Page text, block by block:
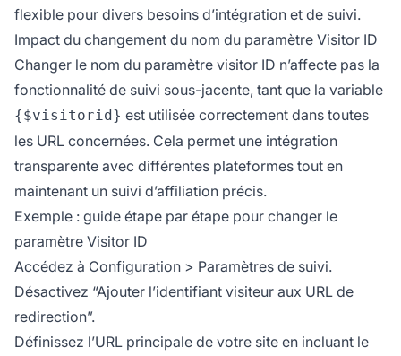
flexible pour divers besoins d’intégration et de suivi.
Impact du changement du nom du paramètre Visitor ID
Changer le nom du paramètre visitor ID n’affecte pas la
fonctionnalité de suivi sous-jacente, tant que la variable
{$visitorid} est utilisée correctement dans toutes
les URL concernées. Cela permet une intégration
transparente avec différentes plateformes tout en
maintenant un suivi d’affiliation précis.
Exemple : guide étape par étape pour changer le
paramètre Visitor ID
Accédez à Configuration > Paramètres de suivi.
Désactivez “Ajouter l’identifiant visiteur aux URL de
redirection”.
Définissez l’URL principale de votre site en incluant le